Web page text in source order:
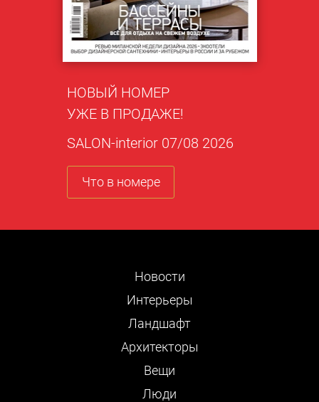
НОВЫЙ НОМЕР
УЖЕ В ПРОДАЖЕ!
SALON-interior 07/08 2026
Что в номере
Новости
Интерьеры
Ландшафт
Архитекторы
Вещи
Люди